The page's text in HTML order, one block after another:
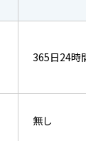
365日24時間
無し